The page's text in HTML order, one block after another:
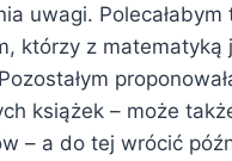
uwagi. Polecałabym
którzy z matematyką
książek – może
– a do tej wrócić